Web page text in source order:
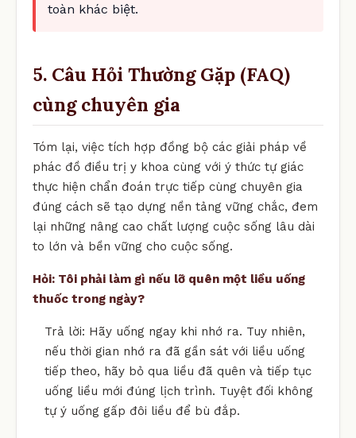
toàn khác biệt.
5. Câu Hỏi Thường Gặp (FAQ)
cùng chuyên gia
Tóm lại, việc tích hợp đồng bộ các giải pháp về
phác đồ điều trị y khoa cùng với ý thức tự giác
thực hiện chẩn đoán trực tiếp cùng chuyên gia
đúng cách sẽ tạo dựng nền tảng vững chắc, đem
lại những nâng cao chất lượng cuộc sống lâu dài
to lớn và bền vững cho cuộc sống.
Hỏi: Tôi phải làm gì nếu lỡ quên một liều uống
thuốc trong ngày?
Trả lời: Hãy uống ngay khi nhớ ra. Tuy nhiên,
nếu thời gian nhớ ra đã gần sát với liều uống
tiếp theo, hãy bỏ qua liều đã quên và tiếp tục
uống liều mới đúng lịch trình. Tuyệt đối không
tự ý uống gấp đôi liều để bù đắp.